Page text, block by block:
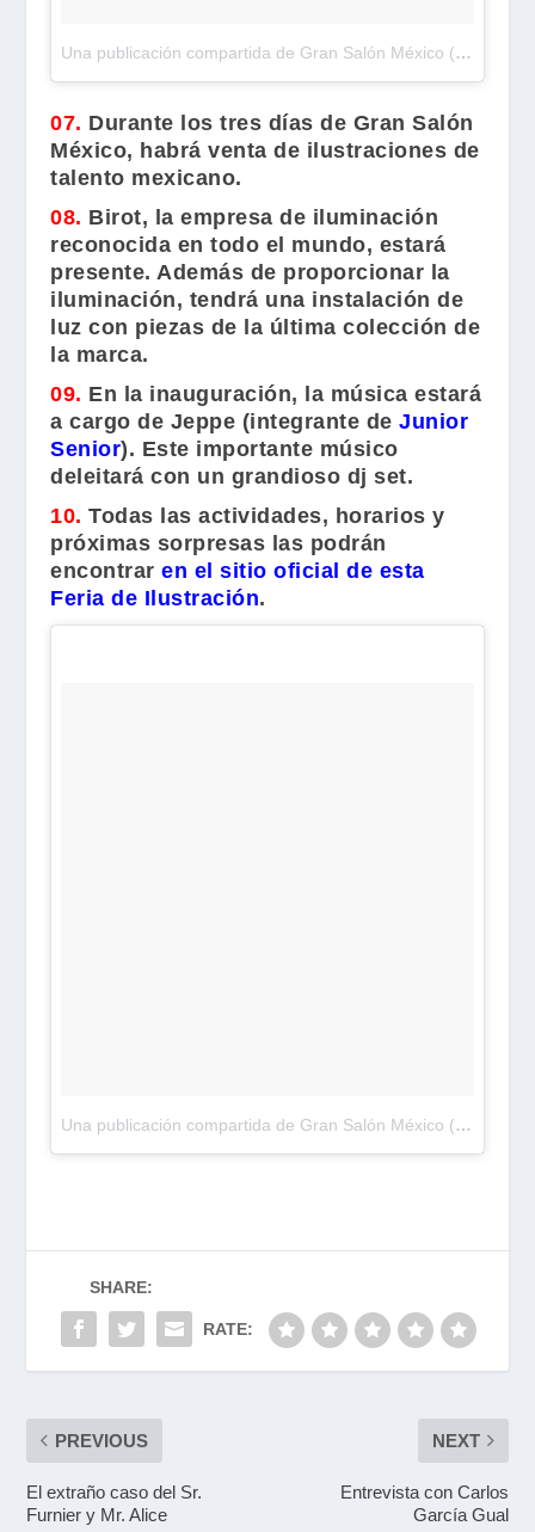
Una publicación compartida de Gran Salón México (@gran_salon)
07. Durante los tres días de Gran Salón
México, habrá venta de ilustraciones de
talento mexicano.
08. Birot, la empresa de iluminación
reconocida en todo el mundo, estará
presente. Además de proporcionar la
iluminación, tendrá una instalación de
luz con piezas de la última colección de
la marca.
09. En la inauguración, la música estará
a cargo de Jeppe (integrante deJunior
Senior). Este importante músico
deleitará con un grandioso dj set.
10. Todas las actividades, horarios y
próximas sorpresas las podrán
encontraren el sitio oficial de esta
Feria de Ilustración.
Una publicación compartida de Gran Salón México (@gran_salon)
SHARE:
RATE:
PREVIOUS
El extraño caso del Sr.
Furnier y Mr. Alice
NEXT
Entrevista con Carlos
García Gual